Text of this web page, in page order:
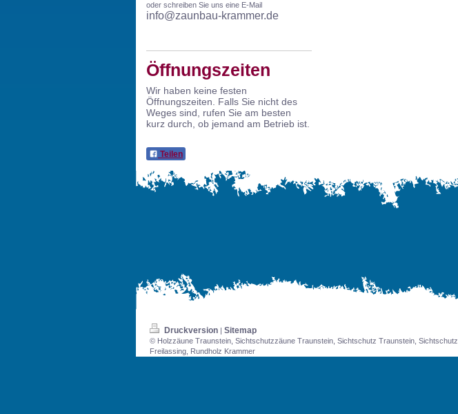
oder schreiben Sie uns eine E-Mail
info@zaunbau-krammer.de
Öffnungszeiten
Wir haben keine festen
Öffnungszeiten. Falls Sie nicht des
Weges sind, rufen Sie am besten
kurz durch, ob jemand am Betrieb ist.
Teilen
Druckversion | Sitemap
© Holzzäune Traunstein, Sichtschutzzäune Traunstein, Sichtschutz Traunstein, Sichtschutz
Freilassing, Rundholz Krammer